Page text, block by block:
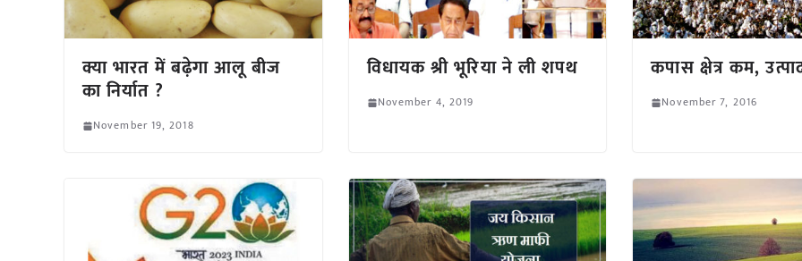
क्या भारत में बढ़ेगा आलू बीज
का निर्यात ?
November 19, 2018
विधायक श्री भूरिया ने ली शपथ
November 4, 2019
कपास क्षेत्र कम,
November 7, 2016